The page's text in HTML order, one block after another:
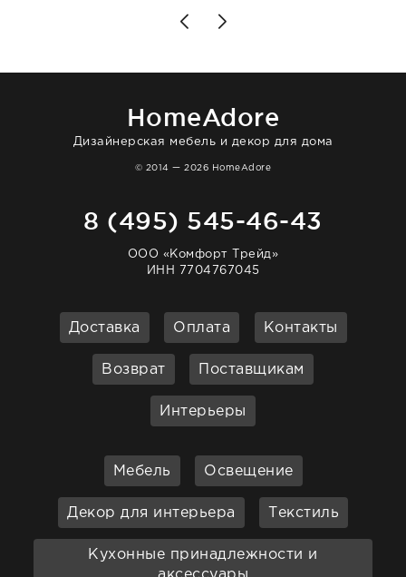
то качество выше всяких похвал. Выглядит
HomeAdore
Дизайнерская мебель и декор для дома
© 2014 — 2026 HomeAdore
8 (495) 545-46-43
ООО «Комфорт Трейд»
ИНН 7704767045
Доставка Оплата Контакты
Возврат Поставщикам
Интерьеры
Мебель Освещение
Декор для интерьера Текстиль
Кухонные принадлежности и